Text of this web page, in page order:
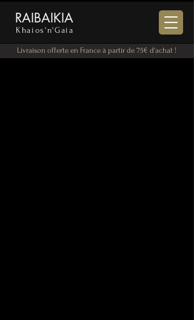
RAIBAIKIA
Khaios'n'Gaia
Livraison offerte en France à partir de 75€ d'achat !